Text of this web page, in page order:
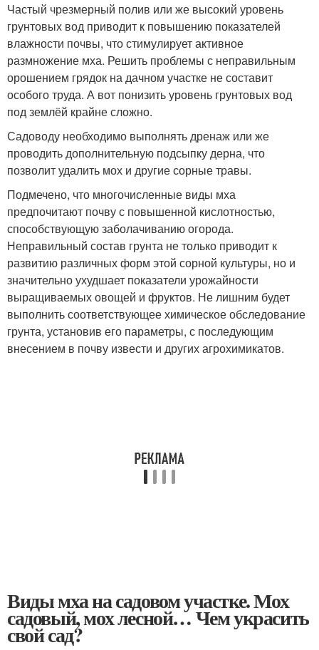
Частый чрезмерный полив или же высокий уровень
грунтовых вод приводит к повышению показателей
влажности почвы, что стимулирует активное
размножение мха. Решить проблемы с неправильным
орошением грядок на дачном участке не составит
особого труда. А вот понизить уровень грунтовых вод
под землёй крайне сложно.
Садоводу необходимо выполнять дренаж или же
проводить дополнительную подсыпку дерна, что
позволит удалить мох и другие сорные травы.
Подмечено, что многочисленные виды мха
предпочитают почву с повышенной кислотностью,
способствующую заболачиванию огорода.
Неправильный состав грунта не только приводит к
развитию различных форм этой сорной культуры, но и
значительно ухудшает показатели урожайности
выращиваемых овощей и фруктов. Не лишним будет
выполнить соответствующее химическое обследование
грунта, установив его параметры, с последующим
внесением в почву извести и других агрохимикатов.
Виды мха на садовом участке. Мох
садовый, мох лесной… Чем украсить
свой сад?